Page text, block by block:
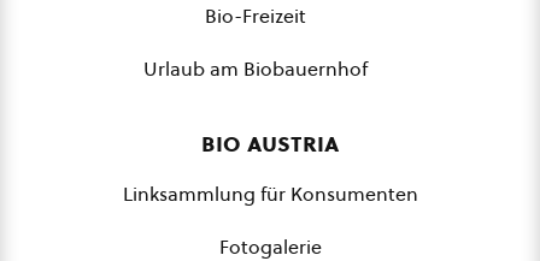
Bio-Freizeit
Urlaub am Biobauernhof
bio austria
Linksammlung für Konsumenten
Fotogalerie